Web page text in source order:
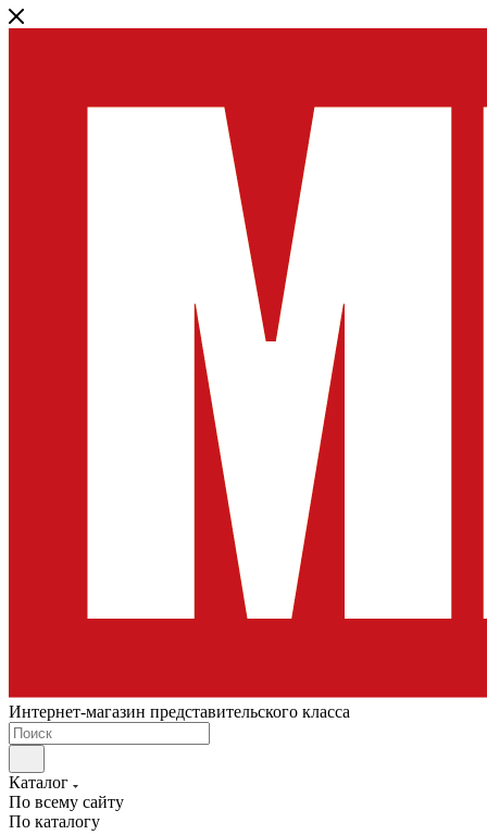
Интернет-магазин представительского класса
Каталог
По всему сайту
По каталогу